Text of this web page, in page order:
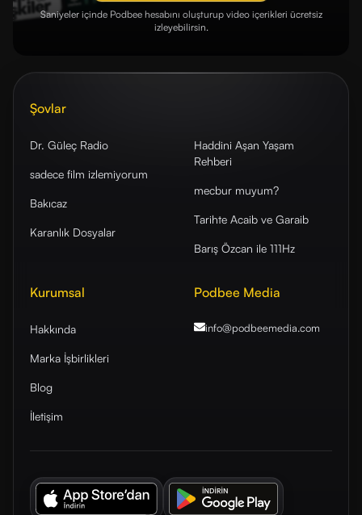
Saniyeler içinde Podbee hesabını oluşturup video içerikleri ücretsiz
izleyebilirsin.
Şovlar
Dr. Güleç Radio
sadece film izlemiyorum
Bakıcaz
Karanlık Dosyalar
Haddini Aşan Yaşam
Rehberi
mecbur muyum?
Tarihte Acaib ve Garaib
Barış Özcan ile 111Hz
Kurumsal
Hakkında
Marka İşbirlikleri
Blog
İletişim
Podbee Media
info@podbeemedia.com